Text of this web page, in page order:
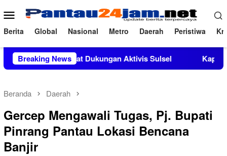
ke
konten
Menu
Mobile
Berita Global Nasional Metro Daerah Peristiwa
Breaking News
Dukungan Aktivis Sulsel Kapolres Polewali
Beranda Daerah
Gercep Mengawali Tugas, Pj. Bupati
Pinrang Pantau Lokasi Bencana
Banjir